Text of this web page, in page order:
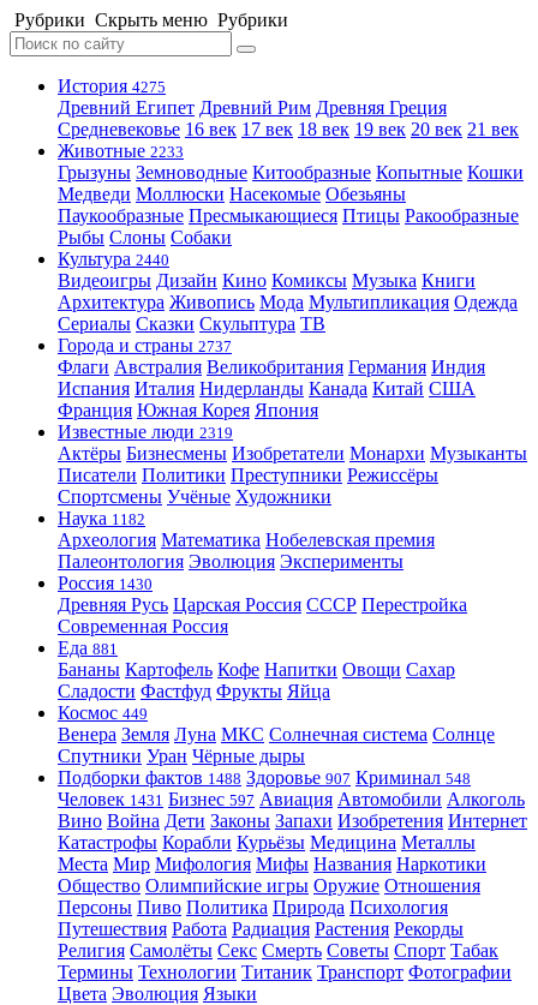
Рубрики Скрыть меню Рубрики
История 4275
Древний Египет Древний Рим Древняя Греция
Средневековье 16 век 17 век 18 век 19 век 20 век 21 век
Животные 2233
Грызуны Земноводные Китообразные Копытные Кошки
Медведи Моллюски Насекомые Обезьяны
Паукообразные Пресмыкающиеся Птицы Ракообразные
Рыбы Слоны Собаки
Культура 2440
Видеоигры Дизайн Кино Комиксы Музыка Книги
Архитектура Живопись Мода Мультипликация Одежда
Сериалы Сказки Скульптура ТВ
Города и страны 2737
Флаги Австралия Великобритания Германия Индия
Испания Италия Нидерланды Канада Китай США
Франция Южная Корея Япония
Известные люди 2319
Актёры Бизнесмены Изобретатели Монархи Музыканты
Писатели Политики Преступники Режиссёры
Спортсмены Учёные Художники
Наука 1182
Археология Математика Нобелевская премия
Палеонтология Эволюция Эксперименты
Россия 1430
Древняя Русь Царская Россия СССР Перестройка
Современная Россия
Еда 881
Бананы Картофель Кофе Напитки Овощи Сахар
Сладости Фастфуд Фрукты Яйца
Космос 449
Венера Земля Луна МКС Солнечная система Солнце
Спутники Уран Чёрные дыры
Подборки фактов 1488 Здоровье 907 Криминал 548
Человек 1431 Бизнес 597 Авиация Автомобили Алкоголь
Вино Война Дети Законы Запахи Изобретения Интернет
Катастрофы Корабли Курьёзы Медицина Металлы
Места Мир Мифология Мифы Названия Наркотики
Общество Олимпийские игры Оружие Отношения
Персоны Пиво Политика Природа Психология
Путешествия Работа Радиация Растения Рекорды
Религия Самолёты Секс Смерть Советы Спорт Табак
Термины Технологии Титаник Транспорт Фотографии
Цвета Эволюция Языки